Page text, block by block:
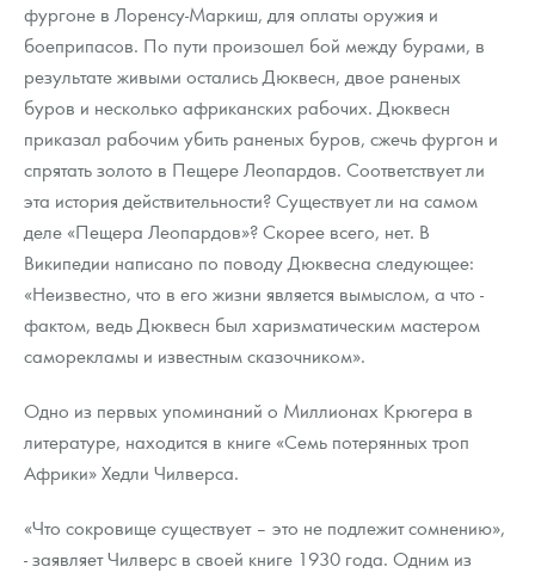
фургоне в Лоренсу-Маркиш, для оплаты оружия и
боеприпасов. По пути произошел бой между бурами, в
результате живыми остались Дюквесн, двое раненых
буров и несколько африканских рабочих. Дюквесн
приказал рабочим убить раненых буров, сжечь фургон и
спрятать золото в Пещере Леопардов. Соответствует ли
эта история действительности? Существует ли на самом
деле «Пещера Леопардов»? Скорее всего, нет. В
Википедии написано по поводу Дюквесна следующее:
«Неизвестно, что в его жизни является вымыслом, а что -
фактом, ведь Дюквесн был харизматическим мастером
саморекламы и известным сказочником».
Одно из первых упоминаний о Миллионах Крюгера в
литературе, находится в книге «Семь потерянных троп
Африки» Хедли Чилверса.
«Что сокровище существует – это не подлежит сомнению»,
- заявляет Чилверс в своей книге 1930 года. Одним из